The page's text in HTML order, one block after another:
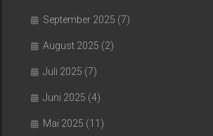
September 2025 (7)
August 2025 (2)
Juli 2025 (7)
Juni 2025 (4)
Mai 2025 (11)